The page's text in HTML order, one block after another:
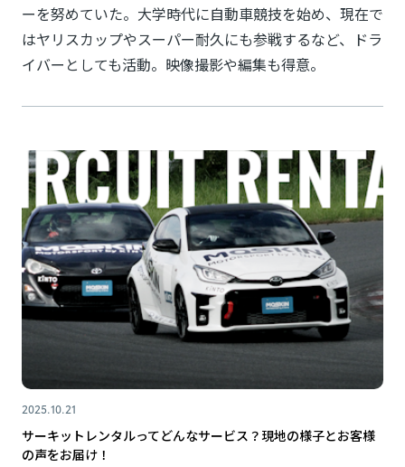
ーを努めていた。大学時代に自動車競技を始め、現在で
はヤリスカップやスーパー耐久にも参戦するなど、ドラ
イバーとしても活動。映像撮影や編集も得意。
2025.10.21
サーキットレンタルってどんなサービス？現地の様子とお客様
の声をお届け！